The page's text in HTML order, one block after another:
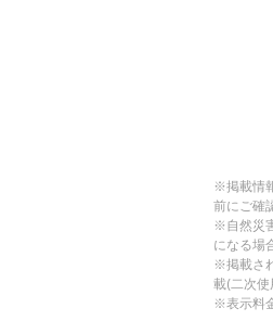
※掲載情
前にご確
※自然災
になる場
※掲載さ
載(二次使
※表示料